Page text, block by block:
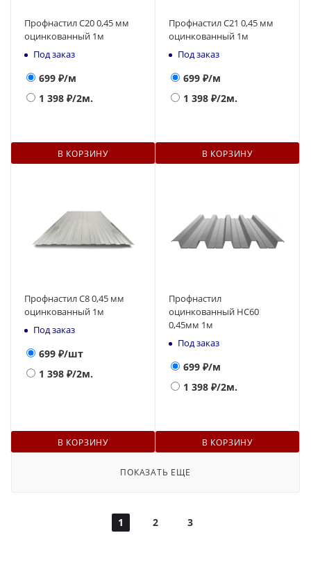
Профнастил С20 0,45 мм
оцинкованный 1м
Под заказ
699 ₽/м
1 398 ₽/2м.
В КОРЗИНУ
Профнастил С21 0,45 мм
оцинкованный 1м
Под заказ
699 ₽/м
1 398 ₽/2м.
В КОРЗИНУ
Профнастил С8 0,45 мм
оцинкованный 1м
Под заказ
699 ₽/шт
1 398 ₽/2м.
В КОРЗИНУ
Профнастил
оцинкованный НС60
0,45мм 1м
Под заказ
699 ₽/м
1 398 ₽/2м.
В КОРЗИНУ
ПОКАЗАТЬ ЕЩЕ
1 2 3